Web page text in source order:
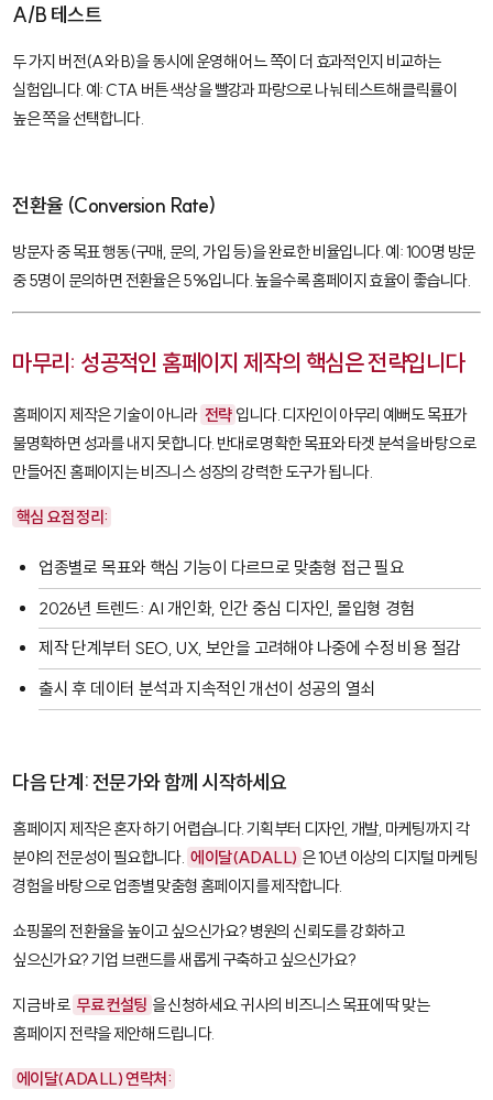
A/B 테스트
두 가지 버전(A와 B)을 동시에 운영해 어느 쪽이 더 효과적인지 비교하는
실험입니다. 예: CTA 버튼 색상을 빨강과 파랑으로 나눠 테스트해 클릭률이
높은 쪽을 선택합니다.
전환율 (Conversion Rate)
방문자 중 목표 행동(구매, 문의, 가입 등)을 완료한 비율입니다. 예: 100명 방문
중 5명이 문의하면 전환율은 5%입니다. 높을수록 홈페이지 효율이 좋습니다.
마무리: 성공적인 홈페이지 제작의 핵심은 전략입니다
홈페이지 제작은 기술이 아니라 전략 입니다. 디자인이 아무리 예뻐도 목표가
불명확하면 성과를 내지 못합니다. 반대로 명확한 목표와 타겟 분석을 바탕으로
만들어진 홈페이지는 비즈니스 성장의 강력한 도구가 됩니다.
핵심 요점 정리:
업종별로 목표와 핵심 기능이 다르므로 맞춤형 접근 필요
2026년 트렌드: AI 개인화, 인간 중심 디자인, 몰입형 경험
제작 단계부터 SEO, UX, 보안을 고려해야 나중에 수정 비용 절감
출시 후 데이터 분석과 지속적인 개선이 성공의 열쇠
다음 단계: 전문가와 함께 시작하세요
홈페이지 제작은 혼자 하기 어렵습니다. 기획부터 디자인, 개발, 마케팅까지 각
분야의 전문성이 필요합니다. 에이달(ADALL) 은 10년 이상의 디지털 마케팅
경험을 바탕으로 업종별 맞춤형 홈페이지를 제작합니다.
쇼핑몰의 전환율을 높이고 싶으신가요? 병원의 신뢰도를 강화하고
싶으신가요? 기업 브랜드를 새롭게 구축하고 싶으신가요?
지금 바로 무료 컨설팅 을 신청하세요. 귀사의 비즈니스 목표에 딱 맞는
홈페이지 전략을 제안해 드립니다.
에이달(ADALL) 연락처: